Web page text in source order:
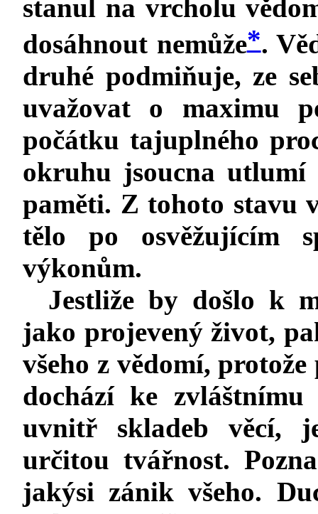
stanul na vrcholu
dosáhnout nemůže*.
druhé podmiňuje, ze
uvažovat o maximu
počátku tajuplného
okruhu jsoucna utlumí
paměti. Z tohoto stavu
tělo po osvěžujícím
výkonům.
Jestliže by došlo k
jako projevený život,
všeho z vědomí,
dochází ke
uvnitř skladeb věcí,
určitou tvářnost.
jakýsi zánik všeho.